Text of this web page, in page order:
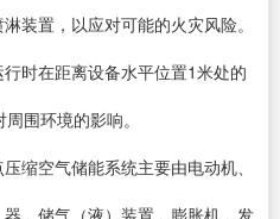
装置，以应对可能的火灾风险。
时在距离设备水平位置1米处的
围环境的影响。
缩空气储能系统主要由电动机、
、储气（液）装置、膨胀机、发